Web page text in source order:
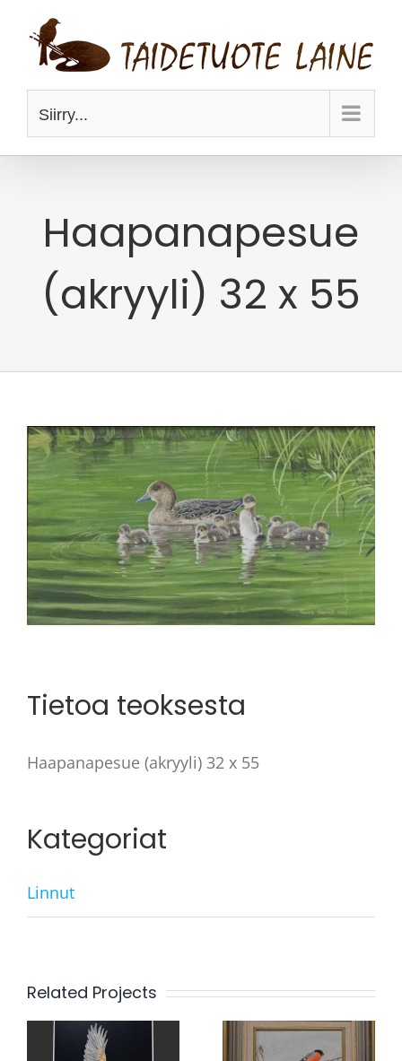
content
Siirry...
Haapanapesue
(akryyli) 32 x 55
View
Larger
Image
Tietoa teoksesta
Haapanapesue (akryyli) 32 x 55
Kategoriat
Linnut
Related Projects